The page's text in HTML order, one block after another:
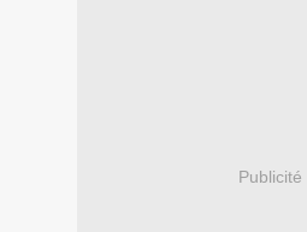
Publicité